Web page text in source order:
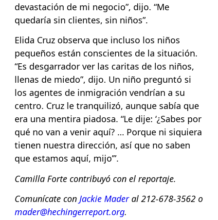
devastación de mi negocio”, dijo. “Me
quedaría sin clientes, sin niños”.
Elida Cruz observa que incluso los niños
pequeños están conscientes de la situación.
“Es desgarrador ver las caritas de los niños,
llenas de miedo”, dijo. Un niño preguntó si
los agentes de inmigración vendrían a su
centro. Cruz le tranquilizó, aunque sabía que
era una mentira piadosa. “Le dije: ‘¿Sabes por
qué no van a venir aquí? … Porque ni siquiera
tienen nuestra dirección, así que no saben
que estamos aquí, mijo’”.
Camilla Forte contribuyó con el reportaje.
Comunícate con Jackie Maderal 212-678-3562 o
mader@hechingerreport.org.